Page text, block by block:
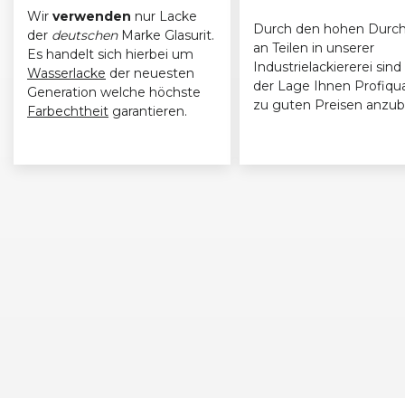
Wir verwenden nur Lacke
der deutschenMarke Glasurit.
Es handelt sich hierbei um
Wasserlacke der neuesten
Generation welche höchste
Farbechtheit garantieren.
Durch den hohen
an Teilen in unserer
Industrielackiererei sind
der Lage Ihnen
zu guten Preisen